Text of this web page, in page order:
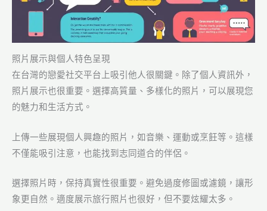
照片展示與個人特色呈現
在台灣的戀愛社交平台上吸引他人很關鍵。除了個人資訊外，
照片展示也很重要。選擇高質量、多樣化的照片，可以展現您
的魅力和生活方式。
上傳一些展現個人興趣的照片，如音樂、運動或烹飪等。這樣
不僅能吸引注意，也能找到志同道合的伴侶。
選擇照片時，保持真實性很重要。避免過度修圖或濾鏡，讓形
象更自然。適度展示旅行照片也很好，但不要炫耀太多。